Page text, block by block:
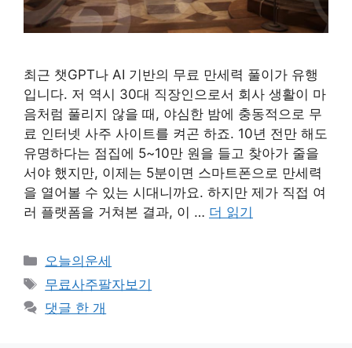
최근 챗GPT나 AI 기반의 무료 만세력 풀이가 유행
입니다. 저 역시 30대 직장인으로서 회사 생활이 마
음처럼 풀리지 않을 때, 야심한 밤에 충동적으로 무
료 인터넷 사주 사이트를 켜곤 하죠. 10년 전만 해도
유명하다는 점집에 5~10만 원을 들고 찾아가 줄을
서야 했지만, 이제는 5분이면 스마트폰으로 만세력
을 열어볼 수 있는 시대니까요. 하지만 제가 직접 여
러 플랫폼을 거쳐본 결과, 이 … 더 읽기
카
테
리
오늘의운세
태
그
무료사주팔자보기
댓글 한 개